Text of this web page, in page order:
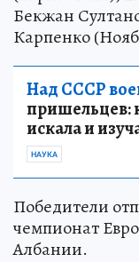
Бекжан
Карпенко
Над СССР
пришельцев:
искала и
НАУКА
Победители
чемпионат
Албании.